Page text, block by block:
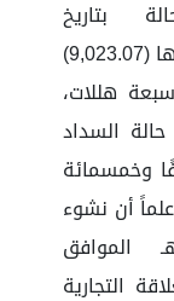
بتاريخ
1444/12/23هـ، والدفعة الرابعة قيمتها (9,023.07)
هللات،
والمبالغ حالة السداد
ألفًا وخمسمائة
أن نشوء
كان بتاريخ 1445/04/22هـ الموافق
التجارية